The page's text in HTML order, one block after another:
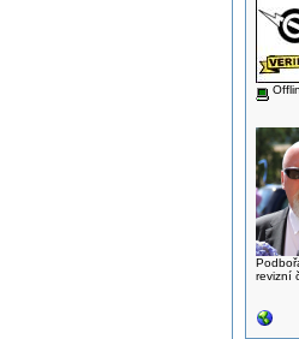
revizní